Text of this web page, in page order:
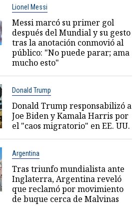
Lionel Messi
Messi marcó su primer gol
después del Mundial y su gesto
tras la anotación conmovió al
público: "No puede parar; ama
mucho esto"
Donald Trump
Donald Trump responsabilizó a
Joe Biden y Kamala Harris por
el "caos migratorio" en EE. UU.
Argentina
Tras triunfo mundialista ante
Inglaterra, Argentina reveló
que reclamó por movimiento
de buque cerca de Malvinas